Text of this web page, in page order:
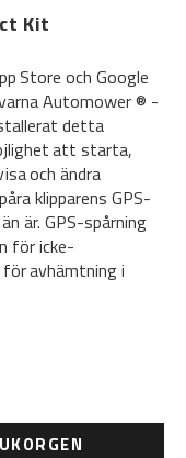
Kit
Store och Google
Automower ® -
detta
att starta,
och ändra
klipparens GPS-
är. GPS-spårning
för icke-
avhämtning i